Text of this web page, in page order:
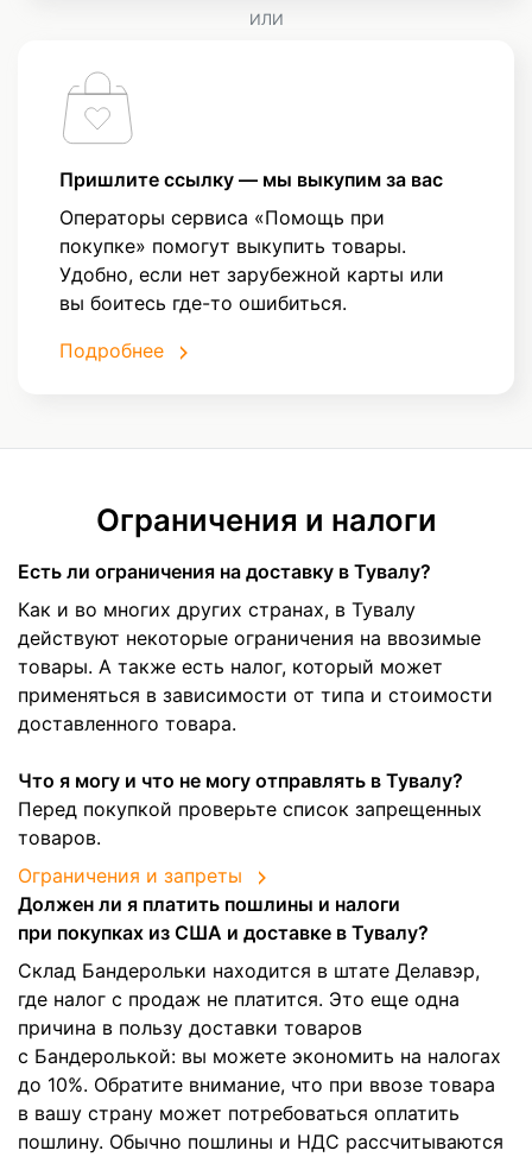
ИЛИ
Пришлите ссылку — мы выкупим за вас
Операторы сервиса «Помощь при
покупке» помогут выкупить товары.
Удобно, если нет зарубежной карты или
вы боитесь где-то ошибиться.
Подробнее
Ограничения и налоги
Есть ли ограничения на доставку в Тувалу?
Как и во многих других странах, в Тувалу
действуют некоторые ограничения на ввозимые
товары. А также есть налог, который может
применяться в зависимости от типа и стоимости
доставленного товара.
Что я могу и что не могу отправлять в Тувалу?
Перед покупкой проверьте список запрещенных
товаров.
Ограничения и запреты
Должен ли я платить пошлины и налоги
при покупках из США и доставке в Тувалу?
Склад Бандерольки находится в штате Делавэр,
где налог с продаж не платится. Это еще одна
причина в пользу доставки товаров
с Бандеролькой: вы можете экономить на налогах
до 10%. Обратите внимание, что при ввозе товара
в вашу страну может потребоваться оплатить
пошлину. Обычно пошлины и НДС рассчитываются